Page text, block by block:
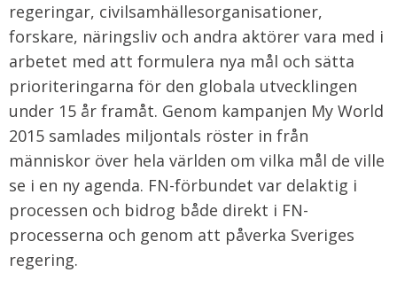
regeringar, civilsamhällesorganisationer,
forskare, näringsliv och andra aktörer vara med i
arbetet med att formulera nya mål och sätta
prioriteringarna för den globala utvecklingen
under 15 år framåt. Genom kampanjen My World
2015 samlades miljontals röster in från
människor över hela världen om vilka mål de ville
se i en ny agenda. FN-förbundet var delaktig i
processen och bidrog både direkt i FN-
processerna och genom att påverka Sveriges
regering.